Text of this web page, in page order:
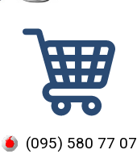
(095) 580 77 07